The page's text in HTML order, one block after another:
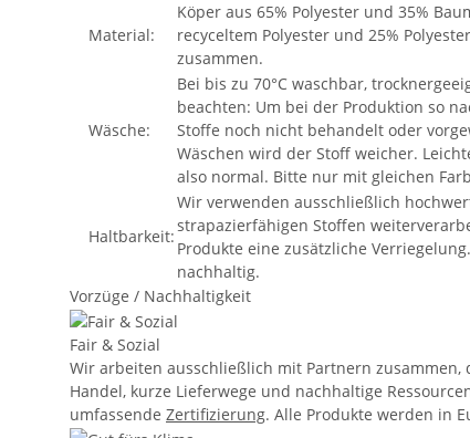
Material:
Köper aus 65% Polyester und 35%
recyceltem Polyester und 25%
zusammen.
Wäsche:
Bei bis zu 70°C waschbar,
beachten: Um bei der Produktion so
Stoffe noch nicht behandelt oder
Wäschen wird der Stoff weicher.
also normal. Bitte nur mit gleichen
Haltbarkeit:
Wir verwenden ausschließlich
strapazierfähigen Stoffen
Produkte eine zusätzliche
nachhaltig.
Vorzüge / Nachhaltigkeit
Fair & Sozial
Wir arbeiten ausschließlich mit Partnern
Handel, kurze Lieferwege und nachhaltige
umfassende Zertifizierung. Alle Produkte werden in